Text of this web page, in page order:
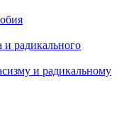
и радикального
и радикальному